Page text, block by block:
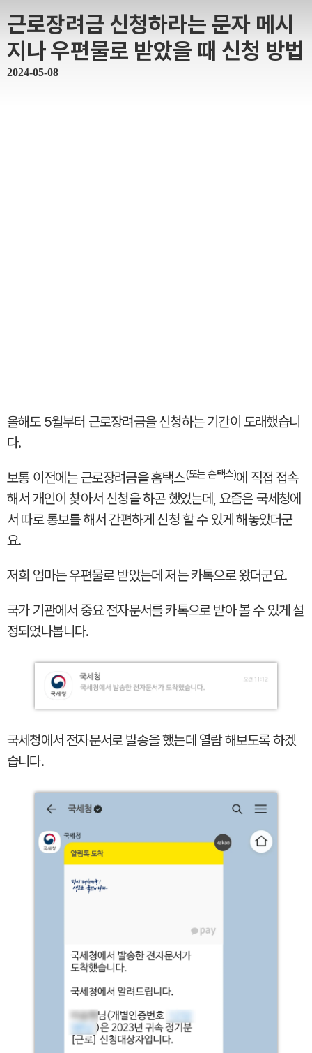
근로장려금 신청하라는 문자 메시
지나 우편물로 받았을 때 신청 방법
2024-05-08
올해도 5월부터 근로장려금을 신청하는 기간이 도래했습니
다.
보통 이전에는 근로장려금을 홈택스(또는 손택스)에 직접 접속
해서 개인이 찾아서 신청을 하곤 했었는데, 요즘은 국세청에
서 따로 통보를 해서 간편하게 신청 할 수 있게 해놓았더군
요.
저희 엄마는 우편물로 받았는데 저는 카톡으로 왔더군요.
국가 기관에서 중요 전자문서를 카톡으로 받아 볼 수 있게 설
정되었나봅니다.
국세청에서 전자문서로 발송을 했는데 열람 해보도록 하겠
습니다.